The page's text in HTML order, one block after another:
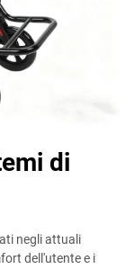
di
negli attuali
dell'utente e i